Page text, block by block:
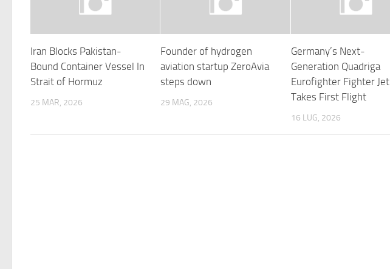
Iran Blocks Pakistan-
Bound Container Vessel In
Strait of Hormuz
25 MAR, 2026
Founder of hydrogen
aviation startup ZeroAvia
steps down
29 MAG, 2026
Germany’s Next-
Generation Quadriga
Eurofighter Fighter Jet
Takes First Flight
16 LUG, 2026